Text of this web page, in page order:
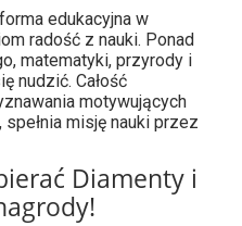
edukacyjna w
radość z nauki. Ponad
matematyki, przyrody i
nudzić. Całość
motywujących
misję nauki przez
Diamenty i